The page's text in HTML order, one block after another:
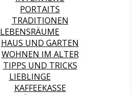
PORTAITS
TRADITIONEN
LEBENSRÄUME
HAUS UND GARTEN
WOHNEN IM ALTER
TIPPS UND TRICKS
LIEBLINGE
KAFFEEKASSE